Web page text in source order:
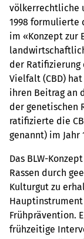
völkerrechtliche
1998 formulierte
im «Konzept zur
der
Vielfalt (CBD)
ihren Beitrag an
der genetischen
ratifizierte die
genannt) im Jahr
Das BLW-
Rassen durch
Kulturgut zu
Frühprävention.
frühzeitige